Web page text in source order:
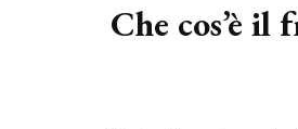
Che cos’è il